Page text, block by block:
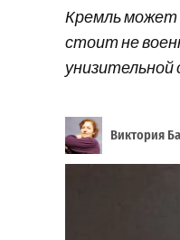
Кремль может
стоит не
унизительной
Виктория